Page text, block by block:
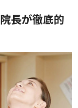
長が徹底的